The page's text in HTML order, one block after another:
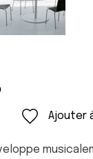
Ajouter